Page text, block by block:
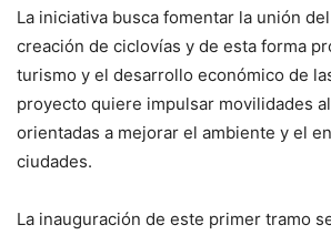
La iniciativa busca fomentar la unión
creación de ciclovías y de esta forma
turismo y el desarrollo económico de
proyecto quiere impulsar movilidades
orientadas a mejorar el ambiente y el
ciudades.
La inauguración de este primer tramo